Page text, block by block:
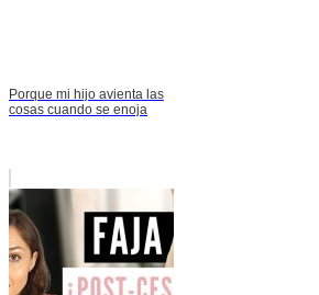
Porque mi hijo avienta las
cosas cuando se enoja